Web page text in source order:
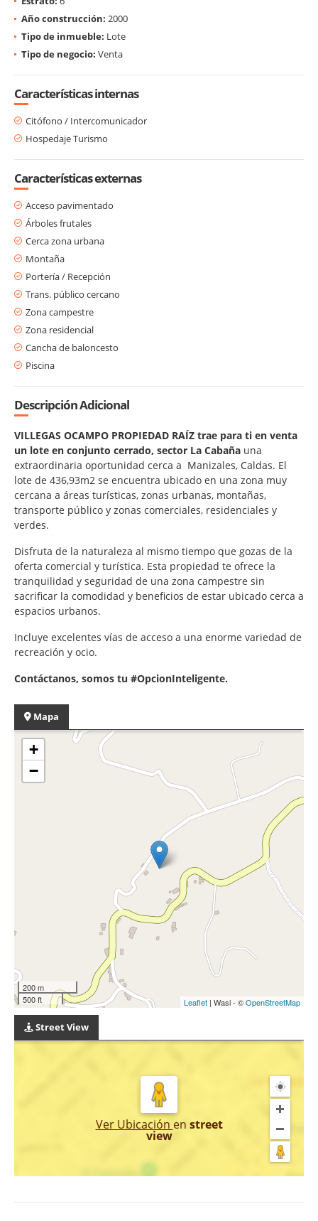
Año construcción: 2000
Tipo de inmueble: Lote
Tipo de negocio: Venta
Características internas
Citófono / Intercomunicador
Hospedaje Turismo
Características externas
Acceso pavimentado
Árboles frutales
Cerca zona urbana
Montaña
Portería / Recepción
Trans. público cercano
Zona campestre
Zona residencial
Cancha de baloncesto
Piscina
Descripción Adicional
VILLEGAS OCAMPO PROPIEDAD RAÍZ trae para ti en venta
un lote en conjunto cerrado, sector La Cabaña una
extraordinaria oportunidad cerca a Manizales, Caldas. El
lote de 436,93m2 se encuentra ubicado en una zona muy
cercana a áreas turísticas, zonas urbanas, montañas,
transporte público y zonas comerciales, residenciales y
verdes.
Disfruta de la naturaleza al mismo tiempo que gozas de la
oferta comercial y turística. Esta propiedad te ofrece la
tranquilidad y seguridad de una zona campestre sin
sacrificar la comodidad y beneficios de estar ubicado cerca a
espacios urbanos.
Incluye excelentes vías de acceso a una enorme variedad de
recreación y ocio.
Contáctanos, somos tu #OpcionInteligente.
Mapa
+
−
200 m
500 ft
Leaflet | Wasi - ©OpenStreetMap
Street View
Ver Ubicación en street
view